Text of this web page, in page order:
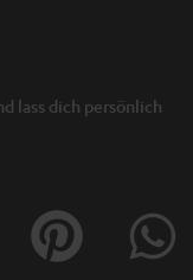
nach deine Auswahl
dass Teufel
Party und deine Welt zu
für fest installierte
Lichteffekte. Sowohl
passive Systeme
lass dich persönlich